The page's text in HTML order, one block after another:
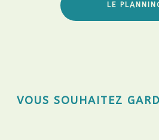
LE
VOUS SOUHAITEZ